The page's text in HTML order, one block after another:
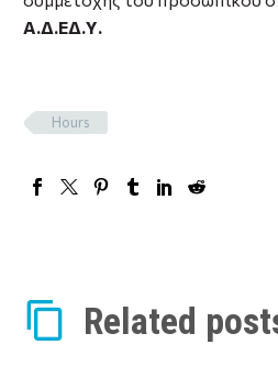
Α.Δ.ΕΔ.Υ.
Hours
Related